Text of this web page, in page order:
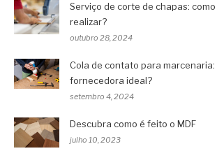
Serviço de corte de chapas:
realizar?
outubro 28, 2024
Cola de contato para
fornecedora ideal?
setembro 4, 2024
Descubra como é feito o MDF
julho 10, 2023